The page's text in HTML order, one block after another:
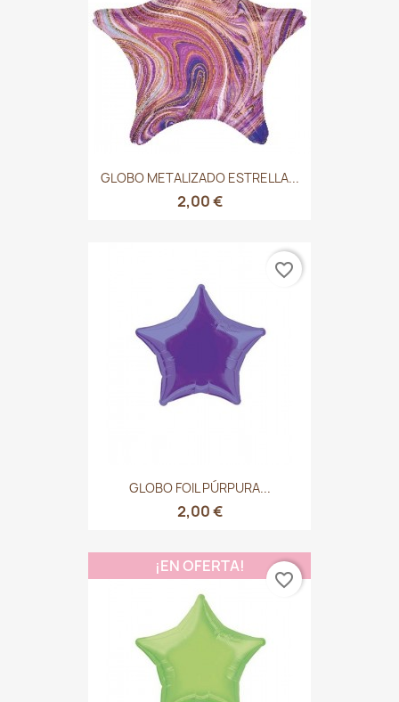
GLOBO METALIZADO ESTRELLA...
2,00 €
GLOBO FOIL PÚRPURA...
2,00 €
favorite_border
¡EN OFERTA!
favorite_border